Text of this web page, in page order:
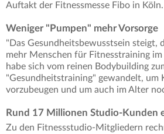
Auftakt der Fitnessmesse Fibo in Köln.
Weniger "Pumpen" mehr Vorsorge
"Das Gesundheitsbewusstsein steigt,
mehr Menschen für Fitnesstraining im
habe sich vom reinen Bodybuilding
"Gesundheitstraining" gewandelt, um
vorzubeugen und um auch im Alter
Rund 17 Millionen Studio-Kunden
Zu den Fitnessstudio-Mitgliedern